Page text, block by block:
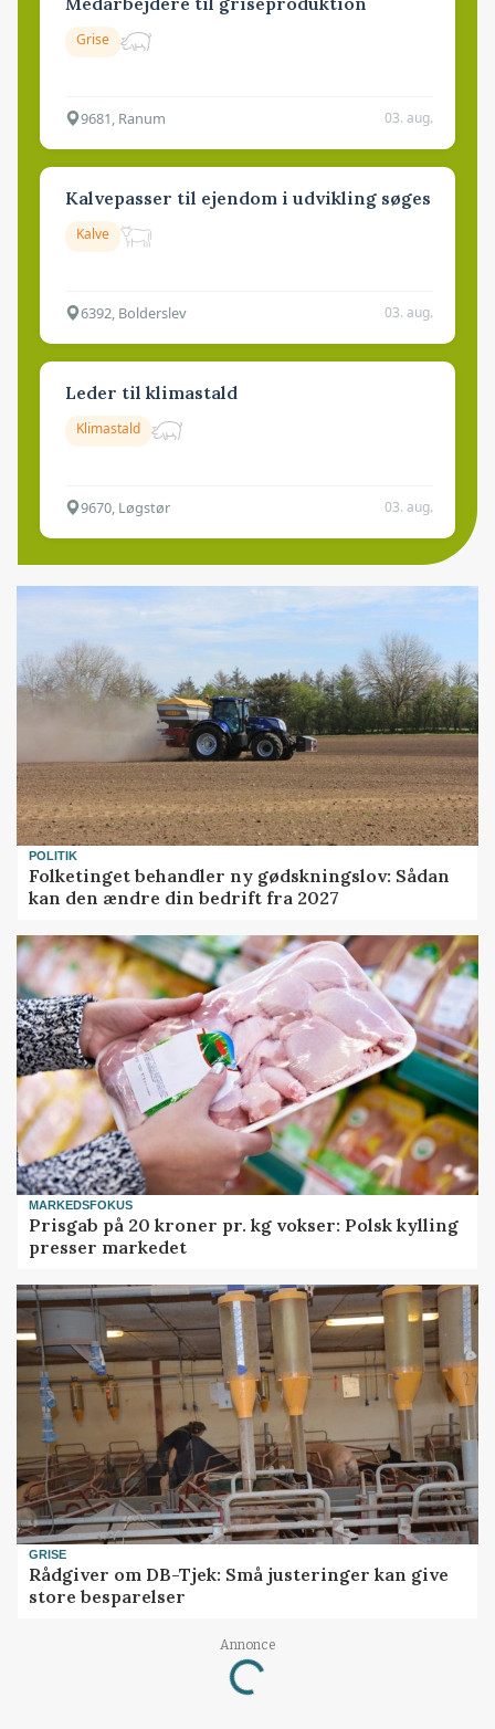
Grise
9681, Ranum 03. aug.
Kalvepasser til ejendom i udvikling søges
Kalve
6392, Bolderslev 03. aug.
Leder til klimastald
Klimastald
9670, Løgstør 03. aug.
POLITIK
Folketinget behandler ny gødskningslov: Sådan
kan den ændre din bedrift fra 2027
MARKEDSFOKUS
Prisgab på 20 kroner pr. kg vokser: Polsk kylling
presser markedet
GRISE
Rådgiver om DB-Tjek: Små justeringer kan give
store besparelser
Annonce
Loading...